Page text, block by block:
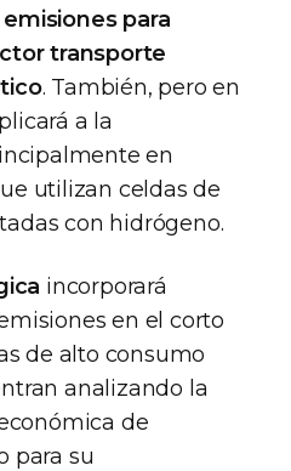
para
transporte
. También, pero en
a la
en
utilizan celdas de
con hidrógeno.
incorporará
en el corto
de alto consumo
analizando la
de
para su